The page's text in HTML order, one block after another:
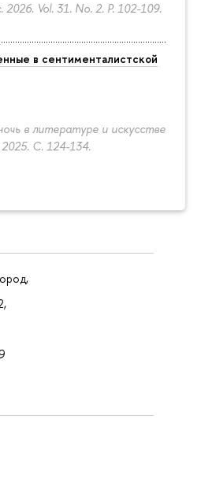
2026. Vol. 31. No. 2. P. 102-109.
в сентименталистской
в литературе и искусстве
С. 124-134.